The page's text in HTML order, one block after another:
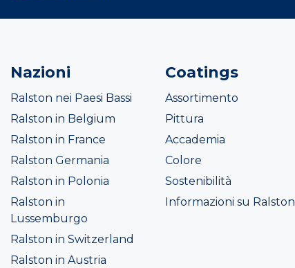
Nazioni
Ralston nei Paesi Bassi
Ralston in Belgium
Ralston in France
Ralston Germania
Ralston in Polonia
Ralston in
Lussemburgo
Ralston in Switzerland
Ralston in Austria
Coatings
Assortimento
Pittura
Accademia
Colore
Sostenibilità
Informazioni su Ralston